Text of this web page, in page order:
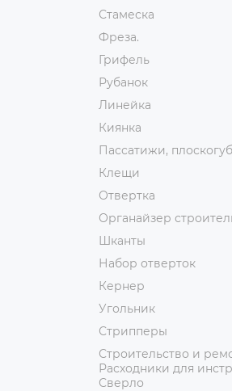
Стамеска
Фреза.
Грифель
Рубанок
Линейка
Киянка
Пассатижи,
Клещи
Отвертка
Органайзер
Шканты
Набор отверток
Кернер
Угольник
Стрипперы
Строительство и
Расходники для
Сверло